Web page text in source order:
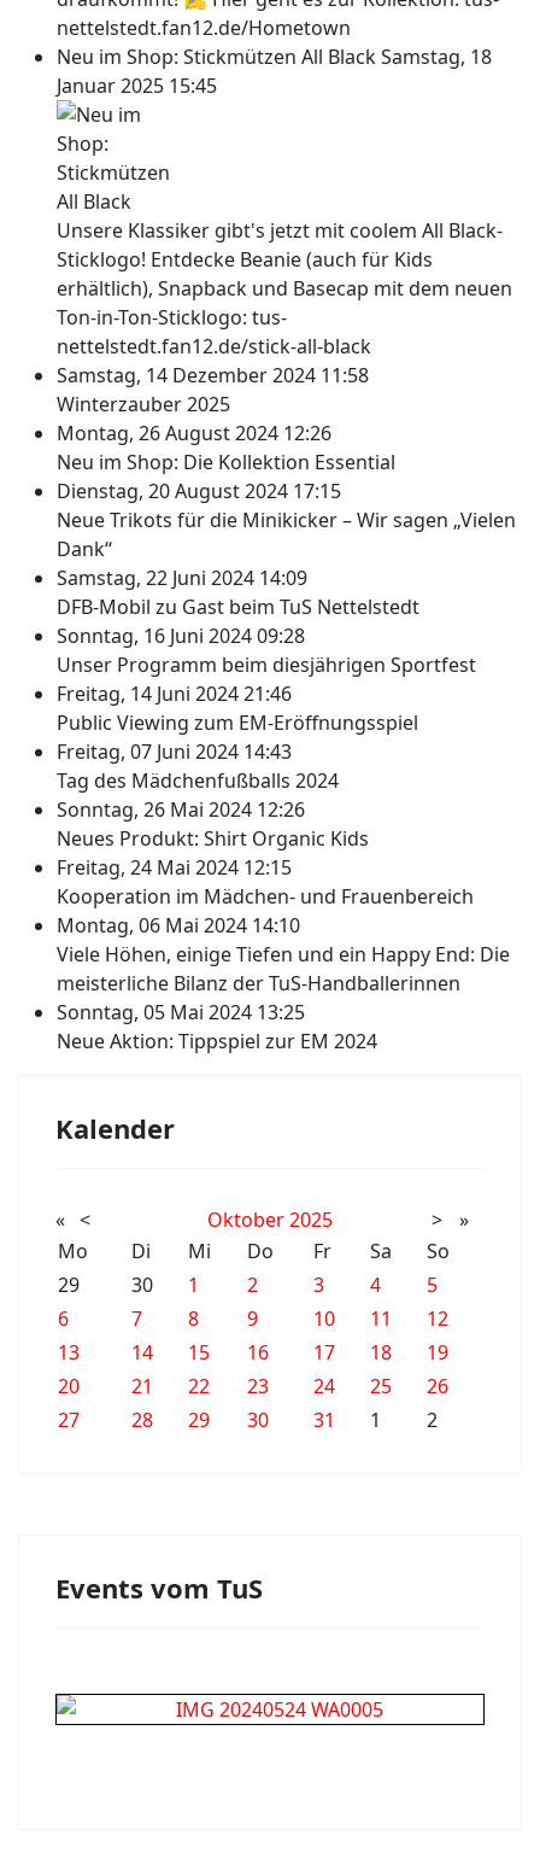
nettelstedt.fan12.de/Hometown
Neu im Shop: Stickmützen All BlackSamstag, 18
Januar 2025 15:45
Unsere Klassiker gibt's jetzt mit coolem All Black-
Sticklogo! Entdecke Beanie (auch für Kids
erhältlich), Snapback und Basecap mit dem neuen
Ton-in-Ton-Sticklogo: tus-
nettelstedt.fan12.de/stick-all-black
Samstag, 14 Dezember 2024 11:58
Winterzauber 2025
Montag, 26 August 2024 12:26
Neu im Shop: Die Kollektion Essential
Dienstag, 20 August 2024 17:15
Neue Trikots für die Minikicker – Wir sagen „Vielen
Dank“
Samstag, 22 Juni 2024 14:09
DFB-Mobil zu Gast beim TuS Nettelstedt
Sonntag, 16 Juni 2024 09:28
Unser Programm beim diesjährigen Sportfest
Freitag, 14 Juni 2024 21:46
Public Viewing zum EM-Eröffnungsspiel
Freitag, 07 Juni 2024 14:43
Tag des Mädchenfußballs 2024
Sonntag, 26 Mai 2024 12:26
Neues Produkt: Shirt Organic Kids
Freitag, 24 Mai 2024 12:15
Kooperation im Mädchen- und Frauenbereich
Montag, 06 Mai 2024 14:10
Viele Höhen, einige Tiefen und ein Happy End: Die
meisterliche Bilanz der TuS-Handballerinnen
Sonntag, 05 Mai 2024 13:25
Neue Aktion: Tippspiel zur EM 2024
Kalender
« < Oktober 2025 >
»
Mo
Di Mi Do Fr Sa
So
29
30 1 2 3 4
5
6
7 8 9 10 11
12
13
14 15 16 17 18
19
20
21 22 23 24 25
26
27
28 29 30 31 1 2
Events vom TuS